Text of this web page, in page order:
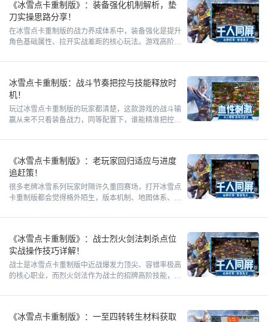
《冰雪点卡重制版》：装备强化机制解析，垫
刀实操思路分享！
在冰雪点卡重制版的战力养成体系中，装备强化是提升
角色基础属性、拉开实战差距的核心玩法。游戏高阶装
会出现等级回落、
冰雪点卡重制版：战斗节奏把控与技能释放时
机！
玩过冰雪点卡重制版的玩家都清楚，这款游戏的战斗输
赢从来不只看装备战力，同等配置下，谁能精准把控战
势。很多玩家刷图、
《冰雪点卡重制版》：老玩家回归适应与进度
追赶策！
很多老牌冰雪系列玩家时隔许久重回赛场，打开冰雪点
卡重制版都会觉得格外陌生，版本机制、地图体系、养
上当前版本节奏，
《冰雪点卡重制版》：战士烈火剑法刺杀点位
实战操作技巧详解！
战士是冰雪点卡重制版中近战爆发力顶尖、容错率极高
的核心职业，而烈火剑法作为战士的招牌高阶技能，是
家使用烈火剑法
《冰雪点卡重制版》：一至四转转生材料获取